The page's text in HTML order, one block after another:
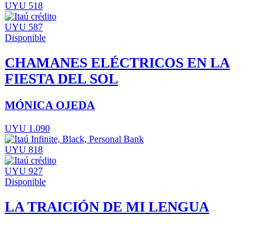
UYU 518
UYU 587
Disponible
CHAMANES ELÉCTRICOS EN LA
FIESTA DEL SOL
MÓNICA OJEDA
UYU 1.090
UYU 818
UYU 927
Disponible
LA TRAICIÓN DE MI LENGUA